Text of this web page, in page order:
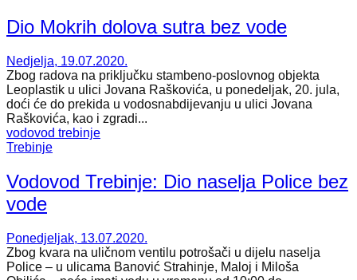
Dio Mokrih dolova sutra bez vode
Nedjelja, 19.07.2020.
Zbog radova na priključku stambeno-poslovnog objekta
Leoplastik u ulici Jovana Raškovića, u ponedeljak, 20. jula,
doći će do prekida u vodosnabdijevanju u ulici Jovana
Raškovića, kao i zgradi...
vodovod trebinje
Trebinje
Vodovod Trebinje: Dio naselja Police bez
vode
Ponedjeljak, 13.07.2020.
Zbog kvara na uličnom ventilu potrošači u dijelu naselja
Police – u ulicama Banović Strahinje, Maloj i Miloša